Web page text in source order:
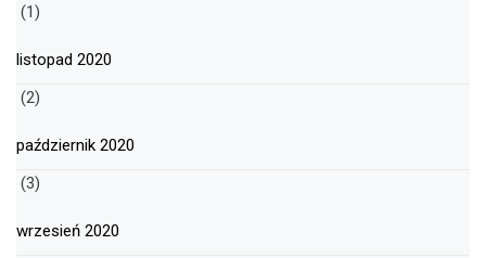
(1)
listopad 2020
(2)
październik 2020
(3)
wrzesień 2020